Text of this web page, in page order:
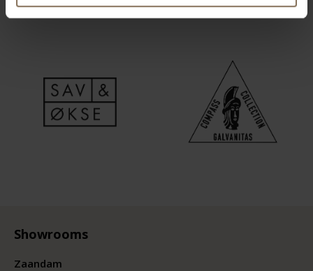
Showrooms
Zaandam